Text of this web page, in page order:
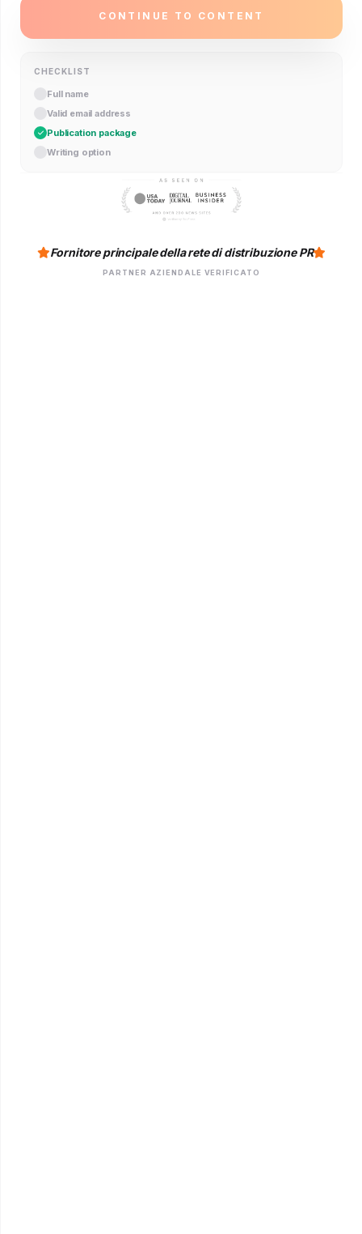
CONTINUE TO CONTENT
CHECKLIST
Full name
Valid email address
Publication package
Writing option
Fornitore principale della rete di distribuzione PR
PARTNER AZIENDALE VERIFICATO